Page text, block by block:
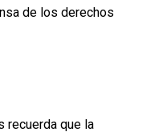
de los derechos
recuerda que la